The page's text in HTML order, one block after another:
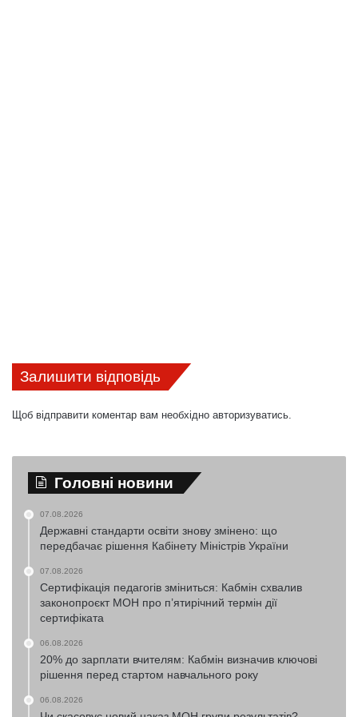
Залишити відповідь
Щоб відправити коментар вам необхідно авторизуватись.
Головні новини
07.08.2026
Державні стандарти освіти знову змінено: що
передбачає рішення Кабінету Міністрів України
07.08.2026
Сертифікація педагогів зміниться: Кабмін схвалив
законопроєкт МОН про п’ятирічний термін дії
сертифіката
06.08.2026
20% до зарплати вчителям: Кабмін визначив ключові
рішення перед стартом навчального року
06.08.2026